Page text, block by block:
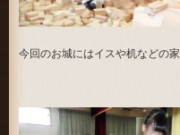
今回のお城にはイスや机などの